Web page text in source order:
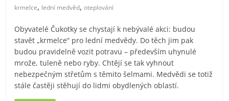
krmelce, lední medvěd,oteplování
Obyvatelé Čukotky se chystají k nebývalé akci: budou
stavět „krmelce“ pro lední medvědy. Do těch jim pak
budou pravidelně vozit potravu – především uhynulé
mrože, tuleně nebo ryby. Chtějí se tak vyhnout
nebezpečným střetům s těmito šelmami. Medvědi se totiž
stále častěji stěhují do lidmi obydlených oblastí.